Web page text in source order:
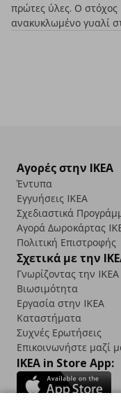
πρώτες ύλες. Ο στόχος
ανακυκλωμένο γυαλί
Αγορές στην IKEA
Έντυπα
Εγγυήσεις IKEA
Σχεδιαστικά
Αγορά Δωρoκάρτας
Πολιτική Επιστροφής
Σχετικά με την
Γνωρίζοντας την IKEA
Βιωσιμότητα
Εργασία στην IKEA
Καταστήματα
Συχνές Ερωτήσεις
Επικοινωνήστε μαζί
IKEA in Store App: